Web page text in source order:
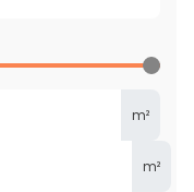
m²
m²